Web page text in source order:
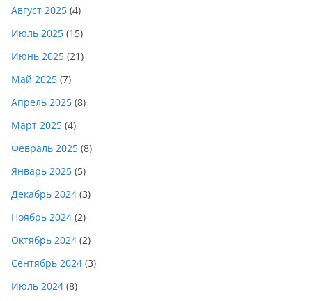
Август 2025 (4)
Июль 2025 (15)
Июнь 2025 (21)
Май 2025 (7)
Апрель 2025 (8)
Март 2025 (4)
Февраль 2025 (8)
Январь 2025 (5)
Декабрь 2024 (3)
Ноябрь 2024 (2)
Октябрь 2024 (2)
Сентябрь 2024 (3)
Июль 2024 (8)